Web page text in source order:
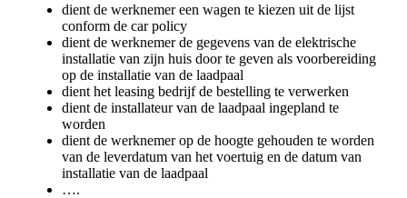
dient de werknemer een wagen te kiezen uit de lijst
conform de car policy
dient de werknemer de gegevens van de elektrische
installatie van zijn huis door te geven als voorbereiding
op de installatie van de laadpaal
dient het leasing bedrijf de bestelling te verwerken
dient de installateur van de laadpaal ingepland te
worden
dient de werknemer op de hoogte gehouden te worden
van de leverdatum van het voertuig en de datum van
installatie van de laadpaal
….